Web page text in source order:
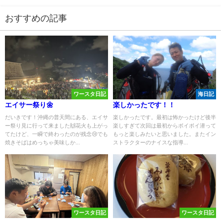
おすすめの記事
ワースタ日記
エイサー祭り🌼
だいきです！沖縄の普天間にある、エイサ
ー祭り見に行って来ました🙌花火も上がっ
てたけど、一瞬で終わったのが残念😢でも
焼きそばはめっちゃ美味しか...
海日記
楽しかったです！！
楽しかったです。最初は怖かったけど後半
楽しすぎて次回は最初からボイボイ潜って
もっと楽しみたいと思いました。またイン
ストラクターのナイスな指導...
ワースタ日記 ワースタ日記